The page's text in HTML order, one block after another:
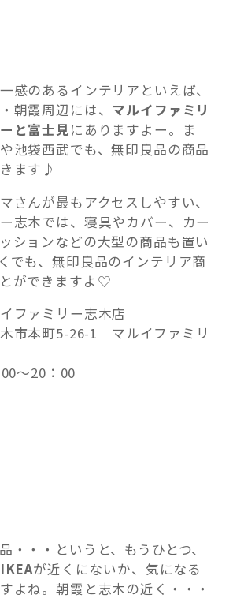
感のあるインテリアといえば、
朝霞周辺には、 マルイファミリ
と富士見にありますよー。ま
池袋西武でも、無印良品の商品
ます♪
さんが最もアクセスしやすい、
志木では、寝具やカバー、カー
ションなどの大型の商品も置い
でも、無印良品のインテリア商
ができますよ♡
ファミリー志木店
市本町5-26-1 マルイファミリ
～20：00
・・・というと、もうひとつ、
IKEAが近くにないか、気になる
よね。朝霞と志木の近く・・・